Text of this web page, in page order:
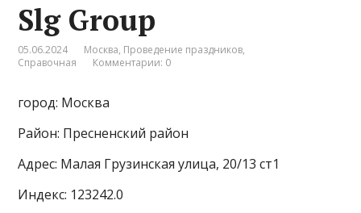
Slg Group
05.06.2024 Москва, Проведение праздников,
Справочная
Комментарии: 0
город: Москва
Район: Пресненский район
Адрес: Малая Грузинская улица, 20/13 ст1
Индекс: 123242.0